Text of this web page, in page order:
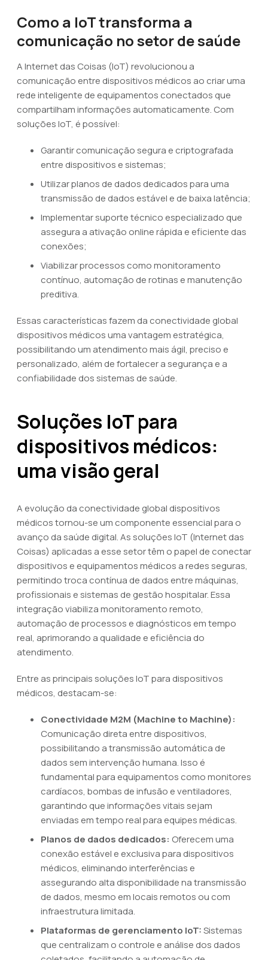
Como a IoT transforma a
comunicação no setor de saúde
A Internet das Coisas (IoT) revolucionou a
comunicação entre dispositivos médicos ao criar uma
rede inteligente de equipamentos conectados que
compartilham informações automaticamente. Com
soluções IoT, é possível:
Garantir comunicação segura e criptografada
entre dispositivos e sistemas;
Utilizar planos de dados dedicados para uma
transmissão de dados estável e de baixa latência;
Implementar suporte técnico especializado que
assegura a ativação online rápida e eficiente das
conexões;
Viabilizar processos como monitoramento
contínuo, automação de rotinas e manutenção
preditiva.
Essas características fazem da conectividade global
dispositivos médicos uma vantagem estratégica,
possibilitando um atendimento mais ágil, preciso e
personalizado, além de fortalecer a segurança e a
confiabilidade dos sistemas de saúde.
Soluções IoT para
dispositivos médicos:
uma visão geral
A evolução da conectividade global dispositivos
médicos tornou-se um componente essencial para o
avanço da saúde digital. As soluções IoT (Internet das
Coisas) aplicadas a esse setor têm o papel de conectar
dispositivos e equipamentos médicos a redes seguras,
permitindo troca contínua de dados entre máquinas,
profissionais e sistemas de gestão hospitalar. Essa
integração viabiliza monitoramento remoto,
automação de processos e diagnósticos em tempo
real, aprimorando a qualidade e eficiência do
atendimento.
Entre as principais soluções IoT para dispositivos
médicos, destacam-se:
Conectividade M2M (Machine to Machine):
Comunicação direta entre dispositivos,
possibilitando a transmissão automática de
dados sem intervenção humana. Isso é
fundamental para equipamentos como monitores
cardíacos, bombas de infusão e ventiladores,
garantindo que informações vitais sejam
enviadas em tempo real para equipes médicas.
Planos de dados dedicados: Oferecem uma
conexão estável e exclusiva para dispositivos
médicos, eliminando interferências e
assegurando alta disponibilidade na transmissão
de dados, mesmo em locais remotos ou com
infraestrutura limitada.
Plataformas de gerenciamento IoT:Sistemas
que centralizam o controle e análise dos dados